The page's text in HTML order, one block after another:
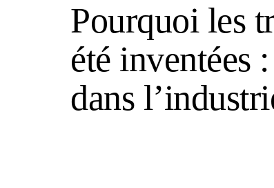
Pourquoi les
été inventées
dans